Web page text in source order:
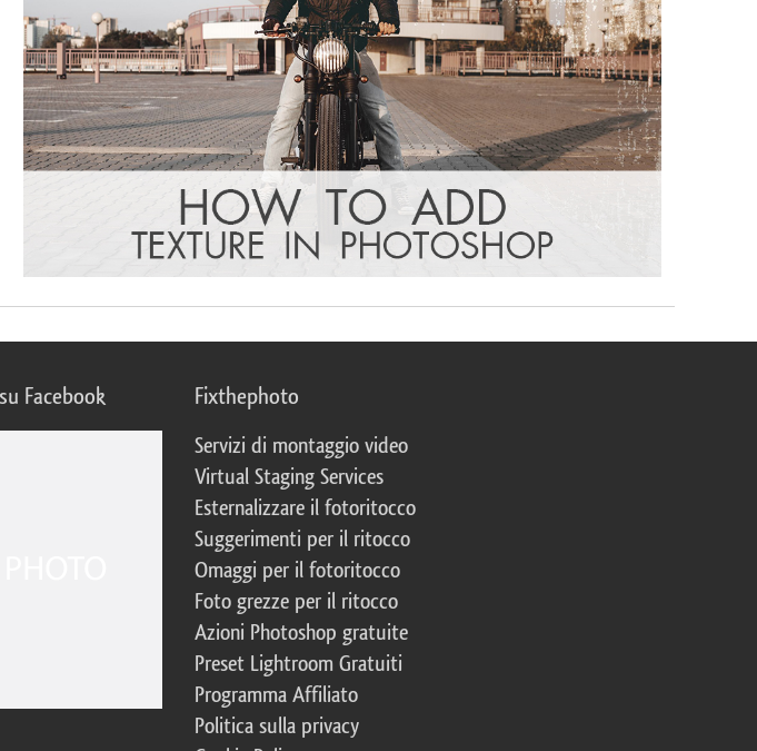
Facebook Fixthephoto
Servizi di montaggio video
Virtual Staging Services
Esternalizzare il fotoritocco
Suggerimenti per il ritocco
Omaggi per il fotoritocco
Foto grezze per il ritocco
Azioni Photoshop gratuite
Preset Lightroom Gratuiti
Programma Affiliato
Politica sulla privacy